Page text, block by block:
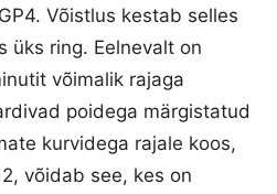
Võistlus kestab selles
üks ring. Eelnevalt on
võimalik rajaga
poidega märgistatud
kurvidega rajale koos,
võidab see, kes on